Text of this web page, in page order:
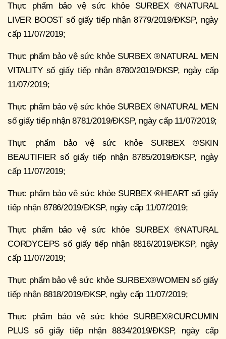
Thực phẩm bảo vệ sức khỏe SURBEX ®NATURAL
LIVER BOOST số giấy tiếp nhận 8779/2019/ĐKSP, ngày
cấp 11/07/2019;
Thực phẩm bảo vệ sức khỏe SURBEX ®NATURAL MEN
VITALITY số giấy tiếp nhận 8780/2019/ĐKSP, ngày cấp
11/07/2019;
Thực phẩm bảo vệ sức khỏe SURBEX ®NATURAL MEN
số giấy tiếp nhận 8781/2019/ĐKSP, ngày cấp 11/07/2019;
Thực phẩm bảo vệ sức khỏe SURBEX ®SKIN
BEAUTIFIER số giấy tiếp nhận 8785/2019/ĐKSP, ngày
cấp 11/07/2019;
Thực phẩm bảo vệ sức khỏe SURBEX ®HEART số giấy
tiếp nhận 8786/2019/ĐKSP, ngày cấp 11/07/2019;
Thực phẩm bảo vệ sức khỏe SURBEX ®NATURAL
CORDYCEPS số giấy tiếp nhận 8816/2019/ĐKSP, ngày
cấp 11/07/2019;
Thực phẩm bảo vệ sức khỏe SURBEX®WOMEN số giấy
tiếp nhận 8818/2019/ĐKSP, ngày cấp 11/07/2019;
Thực phẩm bảo vệ sức khỏe SURBEX®CURCUMIN
PLUS số giấy tiếp nhận 8834/2019/ĐKSP, ngày cấp